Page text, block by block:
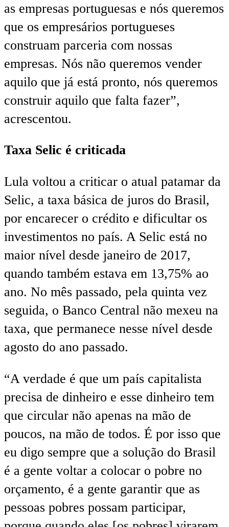
as empresas portuguesas e nós queremos
que os empresários portugueses
construam parceria com nossas
empresas. Nós não queremos vender
aquilo que já está pronto, nós queremos
construir aquilo que falta fazer”,
acrescentou.
Taxa Selic é criticada
Lula voltou a criticar o atual patamar da
Selic, a taxa básica de juros do Brasil,
por encarecer o crédito e dificultar os
investimentos no país. A Selic está no
maior nível desde janeiro de 2017,
quando também estava em 13,75% ao
ano. No mês passado, pela quinta vez
seguida, o Banco Central não mexeu na
taxa, que permanece nesse nível desde
agosto do ano passado.
“A verdade é que um país capitalista
precisa de dinheiro e esse dinheiro tem
que circular não apenas na mão de
poucos, na mão de todos. É por isso que
eu digo sempre que a solução do Brasil
é a gente voltar a colocar o pobre no
orçamento, é a gente garantir que as
pessoas pobres possam participar,